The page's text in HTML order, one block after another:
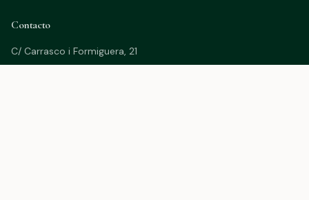
Contacto
C/ Carrasco i Formiguera, 21